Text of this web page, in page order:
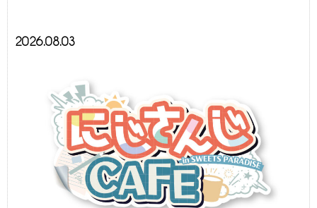
2026.08.03